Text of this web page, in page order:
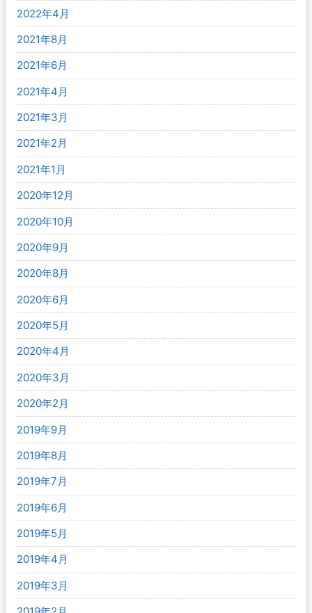
2022年4月
2021年8月
2021年6月
2021年4月
2021年3月
2021年2月
2021年1月
2020年12月
2020年10月
2020年9月
2020年8月
2020年6月
2020年5月
2020年4月
2020年3月
2020年2月
2019年9月
2019年8月
2019年7月
2019年6月
2019年5月
2019年4月
2019年3月